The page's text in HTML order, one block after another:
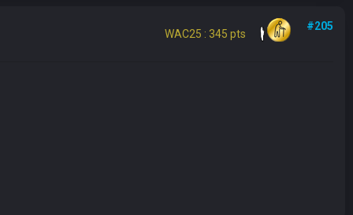
WAC25 : 345 pts
#205